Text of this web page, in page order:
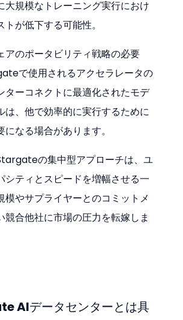
大規模なトレーニング実行におけ
トが低下する可能性。
アのポータビリティ戦略の必要
で使用されるアクセラレータの
ターコネクトに最適化されたモデ
は、他で効率的に実行するために
になる場合があります。
の集中型アプローチは、ユ
シティとスピードを増幅させる一
模やサプライヤーとのコミットメ
競合他社に市場の圧力を転嫁しま
AIデータセンターとは具